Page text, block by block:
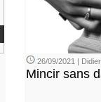
26/09/2021 |
Mincir sans